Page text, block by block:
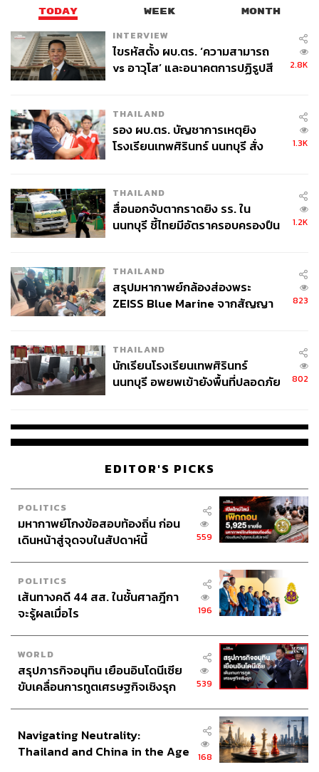
TODAY WEEK MONTH
INTERVIEW
ไขรหัสตั้ง ผบ.ตร. ‘ความสามารถ
vs อาวุโส’ และอนาคตการปฏิรูปสี
2.8K
THAILAND
รอง ผบ.ตร. บัญชาการเหตุยิง
โรงเรียนเทพศิรินทร์ นนทบุรี สั่ง
1.3K
THAILAND
สื่อนอกจับตากราดยิง รร. ใน
นนทบุรี ชี้ไทยมีอัตราครอบครองปืน
1.2K
THAILAND
สรุปมหากาพย์กล้องส่องพระ
ZEISS Blue Marine จากสัญญา
จ่ายหนี้-แอบระบุแบรนด์
823
THAILAND
นักเรียนโรงเรียนเทพศิรินทร์
นนทบุรี อพยพเข้ายังพื้นที่ปลอดภัย
802
EDITOR'S PICKS
POLITICS
มหากาพย์โกงข้อสอบท้องถิ่น ก่อน
เดินหน้าสู่จุดจบในสัปดาห์นี้
559
POLITICS
เส้นทางคดี 44 สส. ในชั้นศาลฎีกา
จะรู้ผลเมื่อไร
196
WORLD
สรุปภารกิจอนุทิน เยือนอินโดนีเซีย
ขับเคลื่อนการทูตเศรษฐกิจเชิงรุก
539
Navigating Neutrality:
Thailand and China in the Age
168